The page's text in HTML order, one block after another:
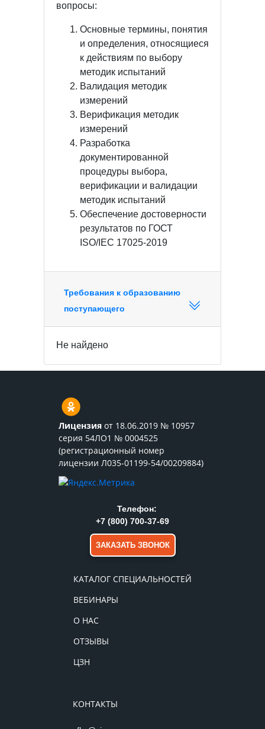
вопросы:
Основные термины, понятия
и определения, относящиеся
к действиям по выбору
методик испытаний
Валидация методик
измерений
Верификация методик
измерений
Разработка
документированной
процедуры выбора,
верификации и валидации
методик испытаний
Обеспечение достоверности
результатов по ГОСТ
ISO/IEC 17025-2019
Требования к образованию
поступающего
Не найдено
Лицензия от 18.06.2019 № 10957
серия 54ЛО1 № 0004525
(регистрационный номер
лицензии Л035-01199-54/00209884)
КАТАЛОГ СПЕЦИАЛЬНОСТЕЙ
ВЕБИНАРЫ
О НАС
ОТЗЫВЫ
ЦЗН
КОНТАКТЫ
Телефон:
+7 (800) 700-37-69
ЗАКАЗАТЬ ЗВОНОК